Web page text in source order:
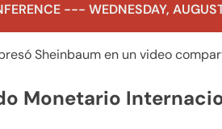
--- WEDNESDAY,
Sheinbaum en un video
Monetario